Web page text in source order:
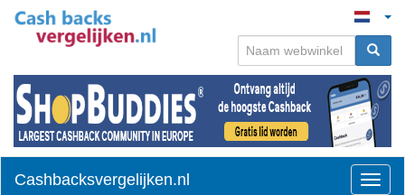
Toggle
Cashbacksvergelijken.nl